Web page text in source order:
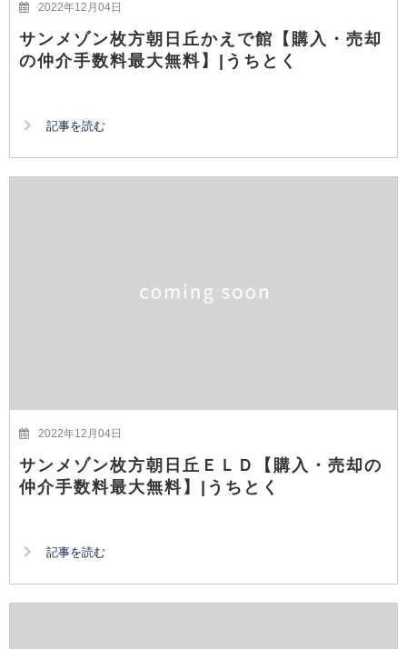
2022年12月04日
サンメゾン枚方朝日丘かえで館【購入・売却
の仲介手数料最大無料】|うちとく
記事を読む
2022年12月04日
サンメゾン枚方朝日丘ＥＬＤ【購入・売却の
仲介手数料最大無料】|うちとく
記事を読む